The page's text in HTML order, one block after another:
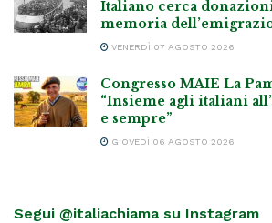
Italiano cerca
memoria
VENERDÌ 07 AGOSTO 2026
Congresso MAIE La
“Insieme agli italiani
e sempre”
GIOVEDÌ 06 AGOSTO 2026
Segui @italiachiama su Instagram